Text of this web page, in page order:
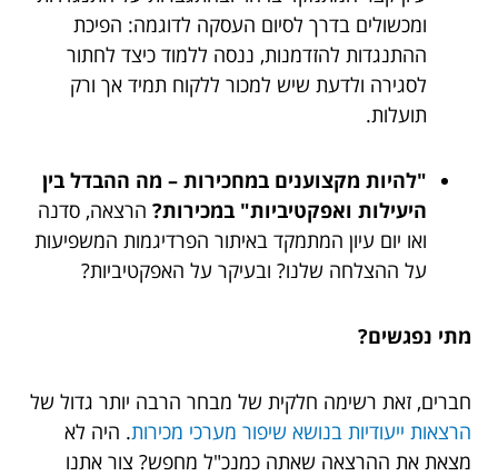
ומכשולים בדרך לסיום העסקה לדוגמה: הפיכת
ההתנגדות להזדמנות, ננסה ללמוד כיצד לחתור
לסגירה ולדעת שיש למכור ללקוח תמיד אך ורק
תועלות.
"להיות מקצוענים במחכירות – מה ההבדל בין
היעילות ואפקטיביות" במכירות? הרצאה, סדנה
ואו יום עיון המתמקד באיתור הפרדיגמות המשפיעות
על ההצלחה שלנו? ובעיקר על האפקטיביות?
מתי נפגשים?
חברים, זאת רשימה חלקית של מבחר הרבה יותר גדול של
הרצאות ייעודיות בנושא שיפור מערכי מכירות. היה לא
מצאת את ההרצאה שאתה כמנכ"ל מחפש? צור אתנו